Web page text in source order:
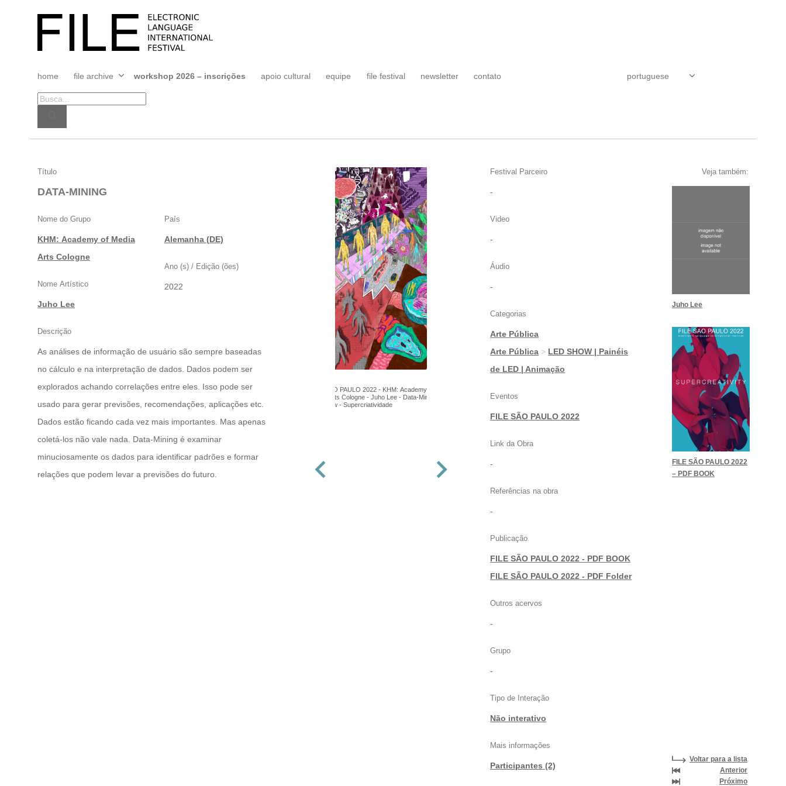
FILE
FESTIVAL
home file archive
Abrir
menu
workshop 2026 – inscrições apoio cultural equipe file festival newsletter contato
DATA-
MINING
Título
DATA-MINING
Nome do Grupo
KHM: Academy of Media
Arts Cologne
Nome Artístico
Juho Lee
País
Alemanha (DE)
Ano (s) / Edição (ões)
2022
Descrição
As análises de informação de usuário são sempre baseadas
no cálculo e na interpretação de dados. Dados podem ser
explorados achando correlações entre eles. Isso pode ser
usado para gerar previsões, recomendações, aplicações etc.
Dados estão ficando cada vez mais importantes. Mas apenas
coletá-los não vale nada. Data-Mining é examinar
minuciosamente os dados para identificar padrões e formar
relações que podem levar a previsões do futuro.
FILE SÃO PAULO 2022 - KHM: Academy of
Media Arts Cologne - Juho Lee - Data-Mining -
Led Show - Supercriatividade
Festival Parceiro
-
Video
-
Áudio
-
Categorias
Arte Pública
|Arte Pública > LED SHOW | Painéis
de LED | Animação
Eventos
FILE SÃO PAULO 2022
Link da Obra
-
Referências na obra
-
Publicação
FILE SÃO PAULO 2022 - PDF BOOK
|FILE SÃO PAULO 2022 - PDF Folder
Outros acervos
-
Grupo
-
Tipo de Interação
Não interativo
Mais informações
Participantes (2)
Veja também:
Juho Lee
FILE SÃO PAULO 2022
– PDF BOOK
Voltar para a lista
Anterior
Próximo